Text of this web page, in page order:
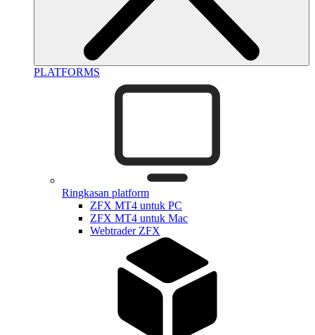
PLATFORMS
Ringkasan platform
ZFX MT4 untuk PC
ZFX MT4 untuk Mac
Webtrader ZFX